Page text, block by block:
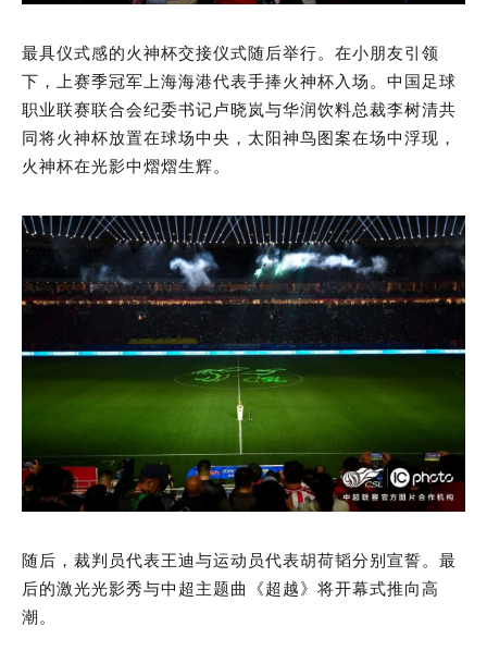
最具仪式感的火神杯交接仪式随后举行。在小朋友引领
下，上赛季冠军上海海港代表手捧火神杯入场。中国足球
职业联赛联合会纪委书记卢晓岚与华润饮料总裁李树清共
同将火神杯放置在球场中央，太阳神鸟图案在场中浮现，
火神杯在光影中熠熠生辉。
随后，裁判员代表王迪与运动员代表胡荷韬分别宣誓。最
后的激光光影秀与中超主题曲《超越》将开幕式推向高
潮。